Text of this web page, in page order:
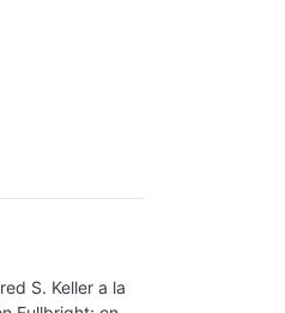
S. Keller a la